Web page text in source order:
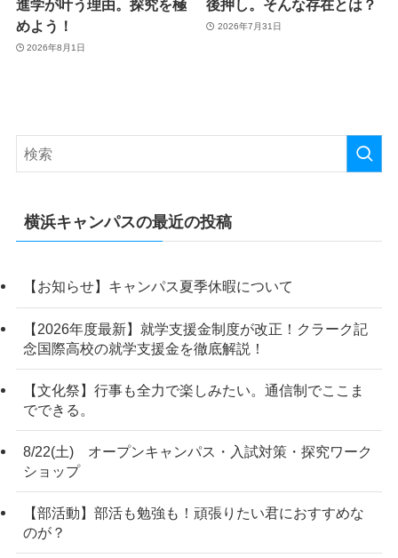
進学が叶う理由。探究を極
めよう！
2026年8月1日
後押し。そんな存在とは？
2026年7月31日
横浜キャンパスの最近の投稿
【お知らせ】キャンパス夏季休暇について
【2026年度最新】就学支援金制度が改正！クラーク記
念国際高校の就学支援金を徹底解説！
【文化祭】行事も全力で楽しみたい。通信制でここま
でできる。
8/22(土) オープンキャンパス・入試対策・探究ワーク
ショップ
【部活動】部活も勉強も！頑張りたい君におすすめな
のが？